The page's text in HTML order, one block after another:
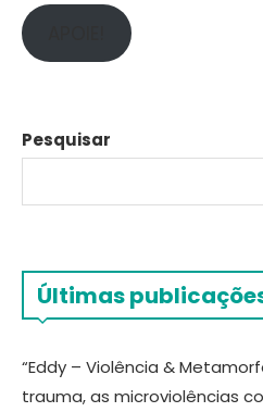
Pesquisar
Últimas
“Eddy – Violência &
trauma, as microviolências